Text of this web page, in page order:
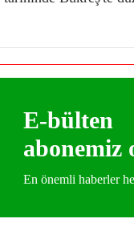
E-bülten
abonemiz
En önemli haberler